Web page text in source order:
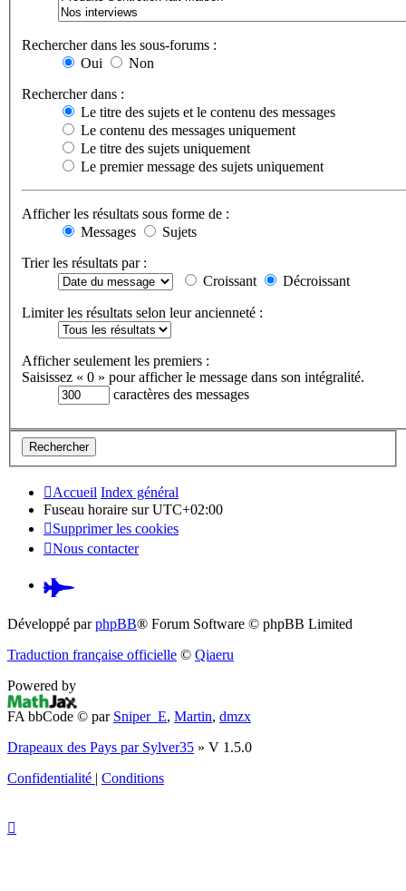
Rechercher dans les sous-forums :
Oui
Non
Rechercher dans :
Le titre des sujets et le contenu des messages
Le contenu des messages uniquement
Le titre des sujets uniquement
Le premier message des sujets uniquement
Afficher les résultats sous forme de :
Messages
Sujets
Trier les résultats par :
Croissant
Décroissant
Limiter les résultats selon leur ancienneté :
Afficher seulement les premiers :
Saisissez « 0 » pour afficher le message dans son intégralité.
caractères des messages
Accueil Index général
Fuseau horaire surUTC+02:00
Supprimer les cookies
Nous contacter
Pardus.at
(S’ouvre
nouvel
Développé parphpBB® Forum Software © phpBB Limited
Traduction française officielle © Qiaeru
Powered by
FA bbCode © par Sniper_E, Martin, dmzx
Drapeaux des Pays par Sylver35 » V 1.5.0
Confidentialité | Conditions